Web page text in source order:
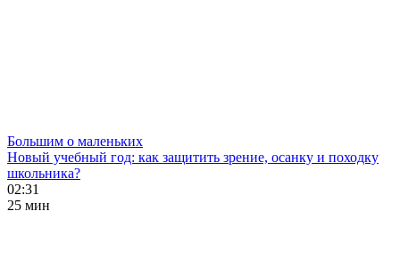
Большим о маленьких
Новый учебный год: как защитить зрение, осанку и походку
школьника?
02:31
25 мин